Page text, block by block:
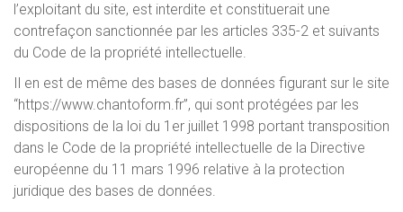
l’exploitant du site, est interdite et constituerait une
contrefaçon sanctionnée par les articles 335-2 et suivants
du Code de la propriété intellectuelle.
Il en est de même des bases de données figurant sur le site
“https://www.chantoform.fr”, qui sont protégées par les
dispositions de la loi du 1er juillet 1998 portant transposition
dans le Code de la propriété intellectuelle de la Directive
européenne du 11 mars 1996 relative à la protection
juridique des bases de données.